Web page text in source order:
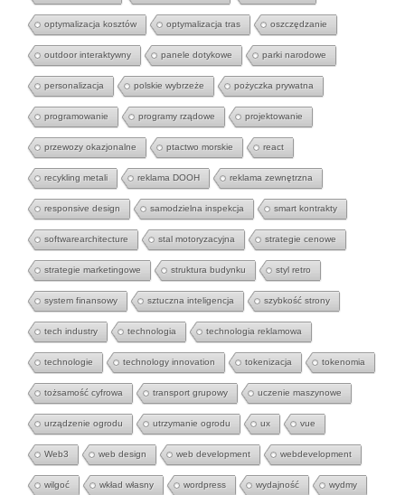
optymalizacja kosztów optymalizacja tras oszczędzanie
outdoor interaktywny panele dotykowe parki narodowe
personalizacja polskie wybrzeże pożyczka prywatna
programowanie programy rządowe projektowanie
przewozy okazjonalne ptactwo morskie react
recykling metali reklama DOOH reklama zewnętrzna
responsive design samodzielna inspekcja smart kontrakty
softwarearchitecture stal motoryzacyjna strategie cenowe
strategie marketingowe struktura budynku styl retro
system finansowy sztuczna inteligencja szybkość strony
tech industry technologia technologia reklamowa
technologie technology innovation tokenizacja tokenomia
tożsamość cyfrowa transport grupowy uczenie maszynowe
urządzenie ogrodu utrzymanie ogrodu ux vue
Web3 web design web development webdevelopment
wilgoć wkład własny wordpress wydajność wydmy